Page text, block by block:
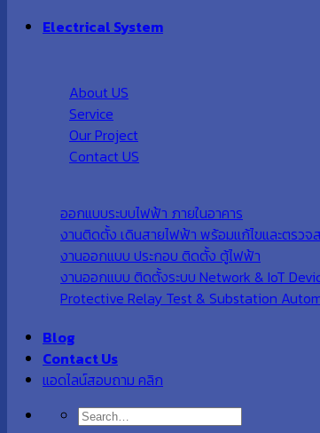
Electrical System
About US
Service
Our Project
Contact US
ออกแบบระบบไฟฟ้า ภายในอาคาร
งานติดตั้ง เดินสายไฟฟ้า พร้อมแก้ไขและตรวจ
งานออกแบบ ประกอบ ติดตั้ง ตู้ไฟฟ้า
งานออกแบบ ติดตั้งระบบ Network & IoT
Protective Relay Test & Substation
Blog
Contact Us
แอดไลน์สอบถาม คลิก